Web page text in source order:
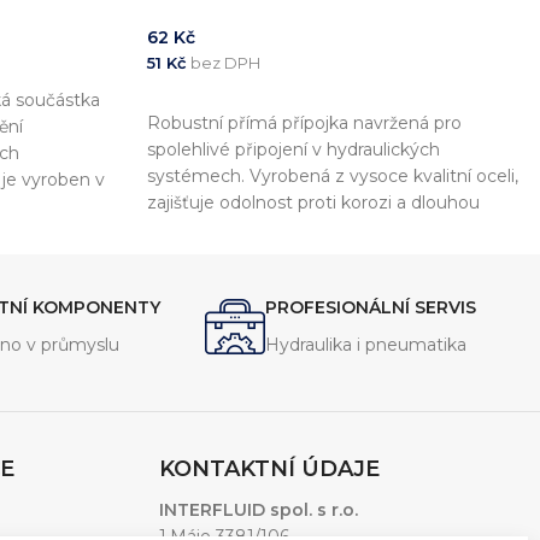
součástka
vyroben v
62 Kč
51 Kč bez DPH
Robustní přímá přípojka navržená pro
spolehlivé připojení v hydraulických
systémech. Vyrobená z vysoce kvalitní oceli,
zajišťuje odolnost proti korozi a dlouhou
aplikacích, kde je vyžadována maximální
spolehlivost.
KOMPONENTY
v průmyslu
PROFESIONÁLNÍ SERVIS
Hydraulika i pneumatika
KONTAKTNÍ ÚDAJE
INTERFLUID spol. s r.o.